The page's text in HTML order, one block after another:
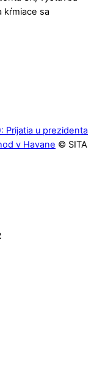
kŕmiace sa
Prijatia u prezidenta
v Havane © SITA